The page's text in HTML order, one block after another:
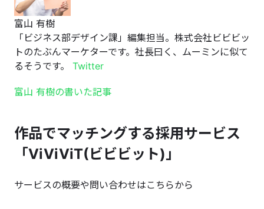
富山 有樹
「ビジネス部デザイン課」編集担当。株式会社ビビビッ
トのたぶんマーケターです。社長曰く、ムーミンに似て
るそうです。 Twitter
富山 有樹の書いた記事
作品でマッチングする採用サービス
「ViViViT(ビビビット)」
サービスの概要や問い合わせはこちらから